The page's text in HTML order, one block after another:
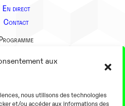
aux
nous utilisons des technologies
et/ou accéder aux informations des
En direct
Contact
Présentation
pratique